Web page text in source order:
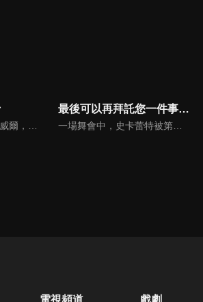
住在死者之街的小孩威爾，由三名不死族──豪邁的骷髏劍客布拉德、端莊的神官木乃伊瑪莉以及乖僻的魔法師幽靈古斯養大。在三人的教育與疼愛中，少年日漸茁壯。一天，少年不禁產生疑惑：「……現在的『我』究竟是誰？」不死族們隱藏於世界盡頭之街的祕密終被威爾解開。
最後可以再拜託您一件事嗎?
一場舞會中，史卡蕾特被第二王子凱爾宣告解除婚約，更被加諸莫須有的罪名及「惡役千金」的稱號，陷入遭眾多貴族譴責的窘境。至今為止不斷忍耐著的她，已經受夠和愚蠢的凱爾繼續交往了！怒上心頭的史卡蕾特說出自己的請託——「請問方便讓我在最後將各位打得落花流水嗎？」武鬥派大小姐的故事就此展開！
電視頻道 戲劇